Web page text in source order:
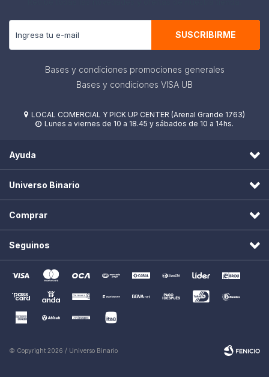
SUSCRIBIRME
Bases y condiciones promociones generales
Bases y condiciones VISA UB
 LOCAL COMERCIAL Y PICK UP CENTER (Arenal Grande 1763)
 Lunes a viernes de 10 a 18.45 y sábados de 10 a 14hs.
Ayuda
Universo Binario
Comprar
Seguinos
© Copyright 2026 / Universo Binario